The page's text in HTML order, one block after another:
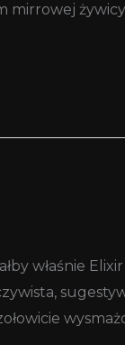
mirrowej
właśnie